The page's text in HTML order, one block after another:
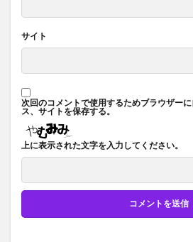
サイト
次回のコメントで使用するためブラウザー
ス、サイトを保存する。
上に表示された文字を入力してください。